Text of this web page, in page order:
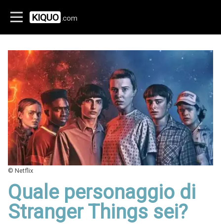
KIQUO .com
© Netflix
Quale personaggio di
Stranger Things sei?